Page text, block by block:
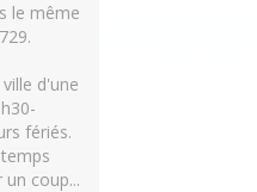
le même
d'une
fériés.
coup...